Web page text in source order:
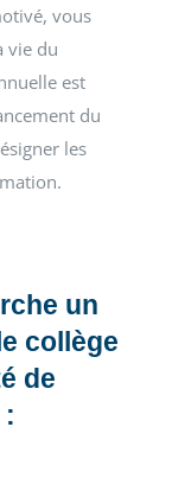
vous
vie du
est
du
les
un
collège
de